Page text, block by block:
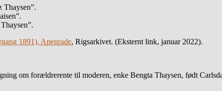
Thaysen”.
1891), Apenrade, Rigsarkivet. (Eksternt link, januar 2022).
om forældrerente til moderen, enke Bengta Thaysen, født